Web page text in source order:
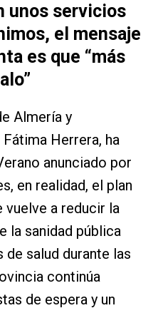
unos servicios
el mensaje
es que “más
Almería y
Herrera, ha
anunciado por
en realidad, el plan
vuelve a reducir la
la sanidad pública
salud durante las
continúa
de espera y un